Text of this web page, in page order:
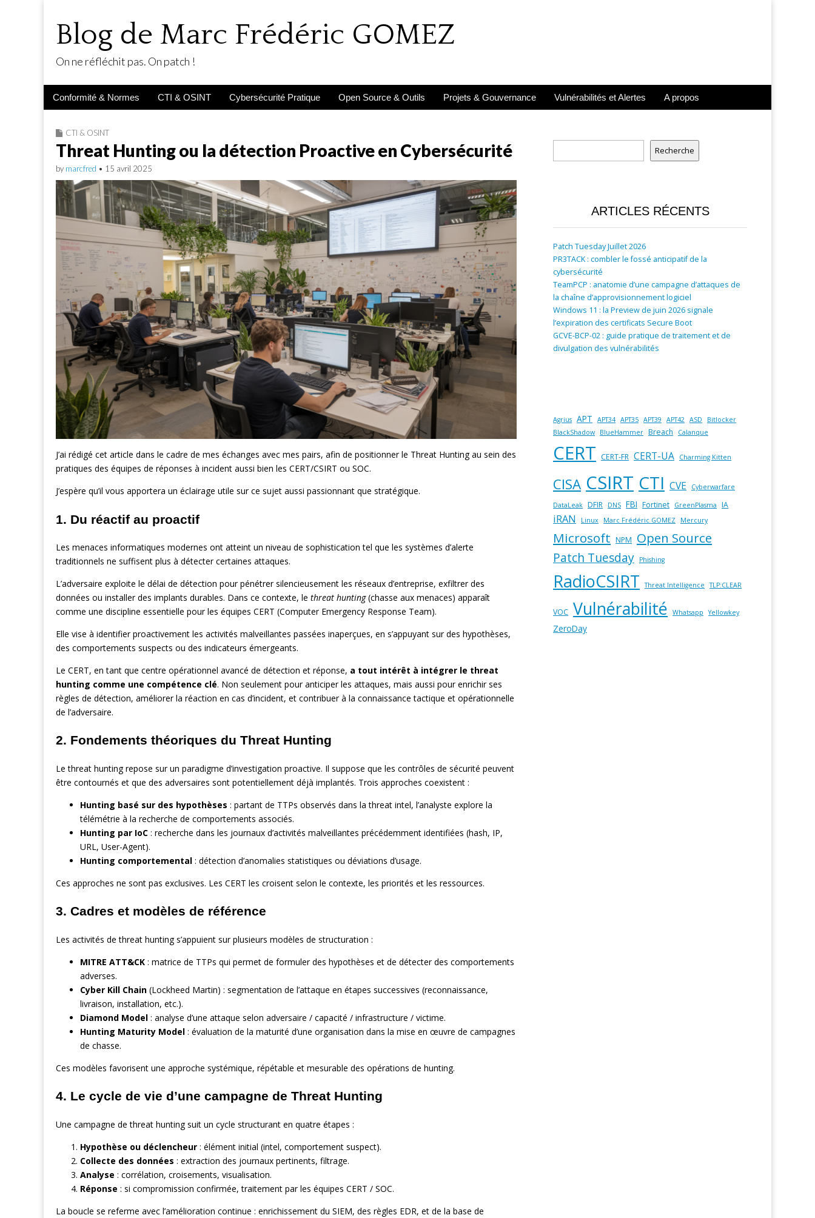
Blog de Marc Frédéric GOMEZ
On ne réfléchit pas. On patch !
Main
Skip
Conformité & Normes CTI & OSINT Cybersécurité Pratique Open Source & Outils Projets & Gouvernance Vulnérabilités et Alertes A propos
CTI & OSINT
Threat Hunting ou la détection Proactive en Cybersécurité
by marcfred • 15 avril 2025
J’ai rédigé cet article dans le cadre de mes échanges avec mes pairs, afin de positionner le Threat Hunting au sein des
pratiques des équipes de réponses à incident aussi bien les CERT/CSIRT ou SOC.
J’espère qu’il vous apportera un éclairage utile sur ce sujet aussi passionnant que stratégique.
1. Du réactif au proactif
Les menaces informatiques modernes ont atteint un niveau de sophistication tel que les systèmes d’alerte
traditionnels ne suffisent plus à détecter certaines attaques.
L’adversaire exploite le délai de détection pour pénétrer silencieusement les réseaux d’entreprise, exfiltrer des
données ou installer des implants durables. Dans ce contexte, le threat hunting(chasse aux menaces) apparaît
comme une discipline essentielle pour les équipes CERT (Computer Emergency Response Team).
Elle vise à identifier proactivement les activités malveillantes passées inaperçues, en s’appuyant sur des hypothèses,
des comportements suspects ou des indicateurs émergeants.
Le CERT, en tant que centre opérationnel avancé de détection et réponse, a tout intérêt à intégrer le threat
hunting comme une compétence clé. Non seulement pour anticiper les attaques, mais aussi pour enrichir ses
règles de détection, améliorer la réaction en cas d’incident, et contribuer à la connaissance tactique et opérationnelle
de l’adversaire.
2. Fondements théoriques du Threat Hunting
Le threat hunting repose sur un paradigme d’investigation proactive. Il suppose que les contrôles de sécurité peuvent
être contournés et que des adversaires sont potentiellement déjà implantés. Trois approches coexistent :
Hunting basé sur des hypothèses : partant de TTPs observés dans la threat intel, l’analyste explore la
télémétrie à la recherche de comportements associés.
Hunting par IoC : recherche dans les journaux d’activités malveillantes précédemment identifiées (hash, IP,
URL, User-Agent).
Hunting comportemental : détection d’anomalies statistiques ou déviations d’usage.
Ces approches ne sont pas exclusives. Les CERT les croisent selon le contexte, les priorités et les ressources.
3. Cadres et modèles de référence
Les activités de threat hunting s’appuient sur plusieurs modèles de structuration :
MITRE ATT&CK : matrice de TTPs qui permet de formuler des hypothèses et de détecter des comportements
adverses.
Cyber Kill Chain (Lockheed Martin) : segmentation de l’attaque en étapes successives (reconnaissance,
livraison, installation, etc.).
Diamond Model : analyse d’une attaque selon adversaire / capacité / infrastructure / victime.
Hunting Maturity Model : évaluation de la maturité d’une organisation dans la mise en œuvre de campagnes
de chasse.
Ces modèles favorisent une approche systémique, répétable et mesurable des opérations de hunting.
4. Le cycle de vie d’une campagne de Threat Hunting
Une campagne de threat hunting suit un cycle structurant en quatre étapes :
Hypothèse ou déclencheur : élément initial (intel, comportement suspect).
Collecte des données : extraction des journaux pertinents, filtrage.
Analyse : corrélation, croisements, visualisation.
Réponse : si compromission confirmée, traitement par les équipes CERT / SOC.
La boucle se referme avec l’amélioration continue : enrichissement du SIEM, des règles EDR, et de la base de
Recherche
ARTICLES RÉCENTS
Patch Tuesday Juillet 2026
PR3TACK : combler le fossé anticipatif de la
cybersécurité
TeamPCP : anatomie d’une campagne d’attaques de
la chaîne d’approvisionnement logiciel
Windows 11 : la Preview de juin 2026 signale
l’expiration des certificats Secure Boot
GCVE-BCP-02 : guide pratique de traitement et de
divulgation des vulnérabilités
Agrius APT APT34 APT35 APT39 APT42 ASD
Bitlocker
BlackShadow
BlueHammer Breach Calanque
CERT CERT-FR CERT-UA Charming Kitten
CISA CSIRT CTI CVE Cyberwarfare
DataLeak DFIR DNS FBI Fortinet GreenPlasma IA
iRAN Linux Marc Frédéric GOMEZ Mercury
Microsoft NPM Open Source
Patch Tuesday Phishing
RadioCSIRT Threat Intelligence TLP:CLEAR
VOC Vulnérabilité Whatsapp Yellowkey
ZeroDay